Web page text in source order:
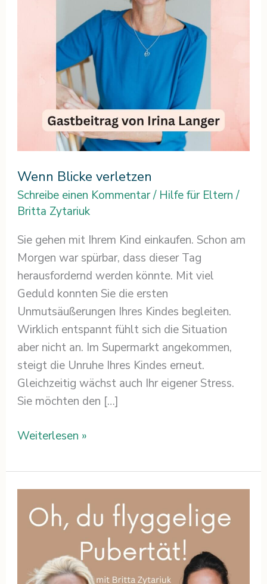
Wenn Blicke verletzen
Schreibe einen Kommentar/ Hilfe für Eltern/
Britta Zytariuk
Sie gehen mit Ihrem Kind einkaufen. Schon am
Morgen war spürbar, dass dieser Tag
herausfordernd werden könnte. Mit viel
Geduld konnten Sie die ersten
Unmutsäußerungen Ihres Kindes begleiten.
Wirklich entspannt fühlt sich die Situation
aber nicht an. Im Supermarkt angekommen,
steigt die Unruhe Ihres Kindes erneut.
Gleichzeitig wächst auch Ihr eigener Stress.
Sie möchten den […]
Weiterlesen »
Gast
„Oh,